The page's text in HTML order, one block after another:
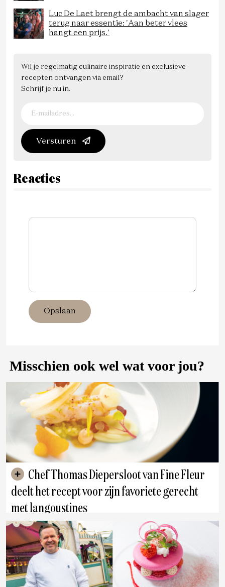
Luc De Laet brengt de ambacht van slager
terug naar essentie: 'Aan beter vlees
hangt een prijs.'
Wil je regelmatig culinaire inspiratie en exclusieve
recepten ontvangen via email?
Schrijf je nu in.
Versturen
Reacties
Opslaan
Misschien ook wel wat voor jou?
deelt het recept voor zijn favoriete gerecht
met langoustines
Antwerpen